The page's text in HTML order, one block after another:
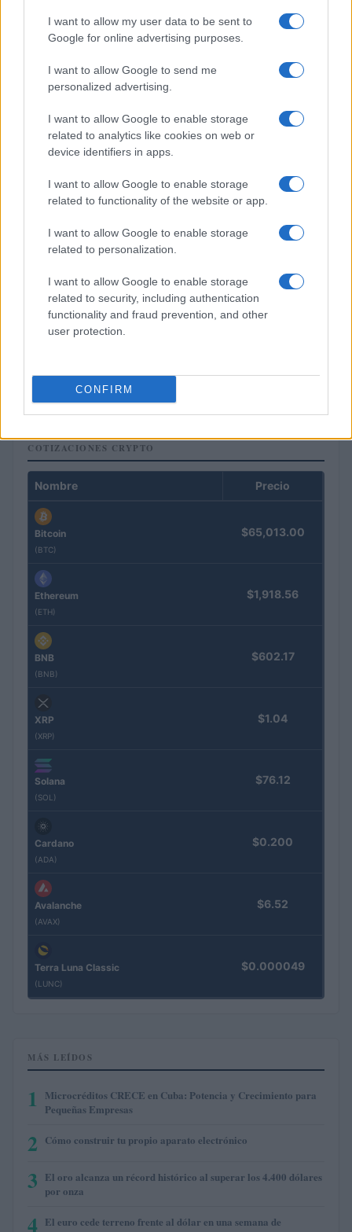
I want to allow my user data to be sent to
Google for online advertising purposes.
I want to allow Google to send me
personalized advertising.
I want to allow Google to enable storage
related to analytics like cookies on web or
device identifiers in apps.
I want to allow Google to enable storage
related to functionality of the website or app.
I want to allow Google to enable storage
related to personalization.
I want to allow Google to enable storage
related to security, including authentication
functionality and fraud prevention, and other
user protection.
CONFIRM
Brent cae un 8.3% y arrastra a las materias primas en agosto
Lucía Herrera · 5 Ago 2026
COTIZACIONES CRYPTO
Nombre Precio
Bitcoin
(BTC)
$65,013.00
Ethereum
(ETH)
$1,918.56
BNB
(BNB)
$602.17
XRP
(XRP)
$1.04
Solana
(SOL)
$76.12
Cardano
(ADA)
$0.200
Avalanche
(AVAX)
$6.52
Terra Luna Classic
(LUNC)
$0.000049
MÁS LEÍDOS
1
Microcréditos CRECE en Cuba: Potencia y Crecimiento para
Pequeñas Empresas
2 Cómo construir tu propio aparato electrónico
3 El oro alcanza un récord histórico al superar los 4.400 dólares
por onza
4 El euro cede terreno frente al dólar en una semana de